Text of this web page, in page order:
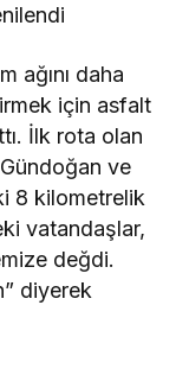
ağını daha
için asfalt
İlk rota olan
ve
8 kilometrelik
vatandaşlar,
değdi.
diyerek